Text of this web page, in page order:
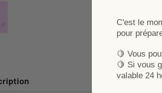
C'est le
pour
🍋 Vous
🍋 Si vous
valable 24